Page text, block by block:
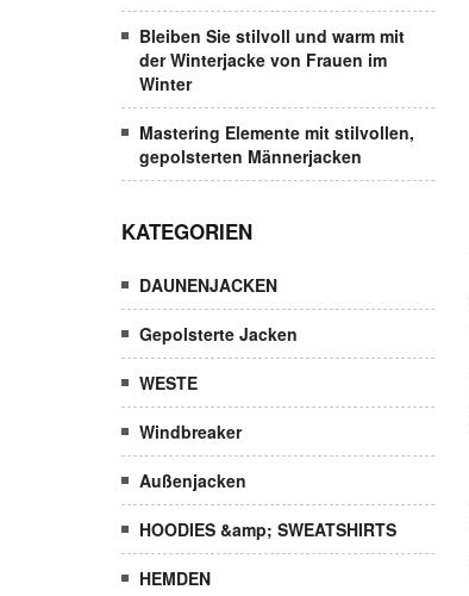
Bleiben Sie stilvoll und warm mit
der Winterjacke von Frauen im
Winter
Mastering Elemente mit stilvollen,
gepolsterten Männerjacken
KATEGORIEN
DAUNENJACKEN
Gepolsterte Jacken
WESTE
Windbreaker
Außenjacken
HOODIES &amp; SWEATSHIRTS
HEMDEN